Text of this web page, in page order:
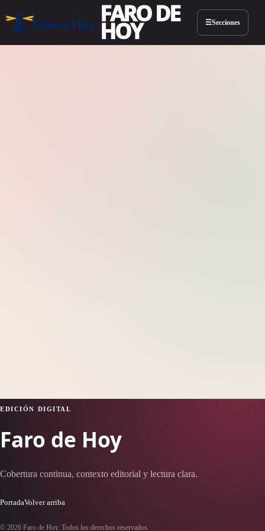
FARO DE
HOY ☰Secciones
EDICIÓN DIGITAL
Faro de Hoy
Cobertura continua, contexto editorial y lectura clara.
PortadaVolver arriba
© 2026 Faro de Hoy. Todos los derechos reservados.